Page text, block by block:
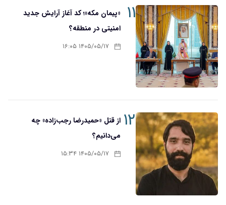
۱۱ «پیمان مکه»؛ کد آغاز آرایش جدید
امنیتی در منطقه؟
۱۴۰۵/۰۵/۱۷ ۱۶:۰۵
۱۲از قتل «حمیدرضا رجب‌زاده» چه
می‌دانیم؟
۱۴۰۵/۰۵/۱۷ ۱۵:۳۴